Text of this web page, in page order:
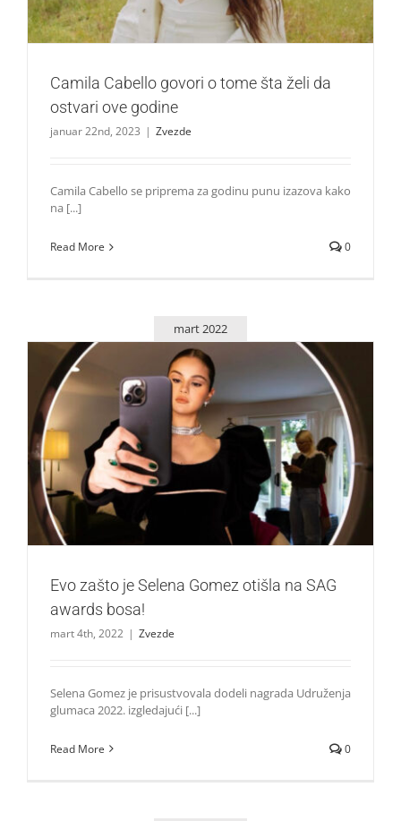
Camila Cabello govori o tome šta želi da
ostvari ove godine
januar 22nd, 2023 | Zvezde
Camila Cabello se priprema za godinu punu izazova kako
na [...]
Read More 0
mart 2022
Evo zašto je Selena Gomez otišla na SAG awards bosa!
Evo zašto je Selena Gomez otišla na SAG
awards bosa!
mart 4th, 2022 | Zvezde
Selena Gomez je prisustvovala dodeli nagrada Udruženja
glumaca 2022. izgledajući [...]
Read More 0